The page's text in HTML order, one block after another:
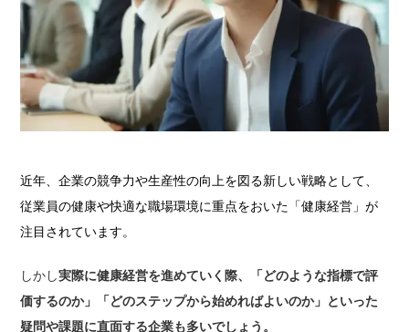
近年、企業の競争力や生産性の向上を図る新しい戦略として、
従業員の健康や快適な職場環境に重点をおいた「健康経営」が
注目されています。
しかし実際に健康経営を進めていく際、「どのような指標で評
価するのか」「どのステップから始めればよいのか」といった
疑問や課題に直面する企業も多いでしょう。